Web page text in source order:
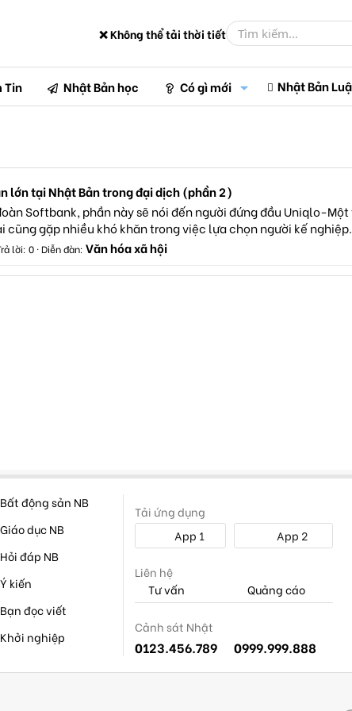
❌ Không thể tải thời tiết
Tin Nhật Bản học Có gì mới Nhật Bản
lớn tại Nhật Bản trong đại dịch (phần 2)
Softbank, phần này sẽ nói đến người đứng đầu Uniqlo-
gặp nhiều khó khăn trong việc lựa chọn người kế nghiệp.
lời: 0 Diễn đàn: Văn hóa xã hội
Bất động sản NB
Giáo dục NB
Hỏi đáp NB
Ý kiến
Bạn đọc viết
Khởi nghiệp
Tải ứng dụng
App 1
App 2
Liên hệ
Tư vấn
Quảng cáo
Cảnh sát Nhật
0123.456.789 0999.999.888